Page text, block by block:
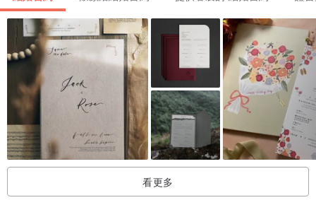
磅數｜ 220~260磅 有一定厚度
檔案｜ PDF、JPG 、PNG
畫風｜可愛俏皮、質感韓系、簡約色塊
🌱加購項目
♥︎ 寵物：$200
♥︎ 精緻服裝：龍鳳掛、原住民服裝⋯等特殊服裝
♥︎ 背景：摩天輪、建築物、山水畫⋯等
♥︎ 急件：請私訊設計師，確認是否來得及排單
看更多